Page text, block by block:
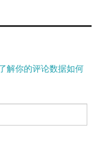
解你的评论数据如何